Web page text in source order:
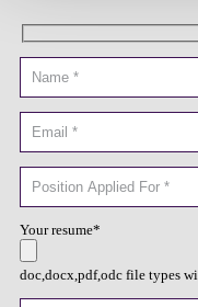
Your resume*
doc,docx,pdf,odc file types